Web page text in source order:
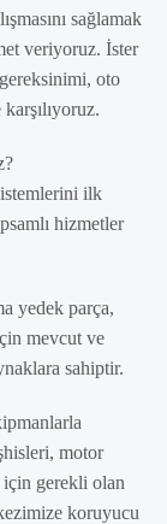
sağlamak
veriyoruz. İster
oto
ilk
hizmetler
yedek parça,
mevcut ve
sahiptir.
motor
için gerekli olan
koruyucu